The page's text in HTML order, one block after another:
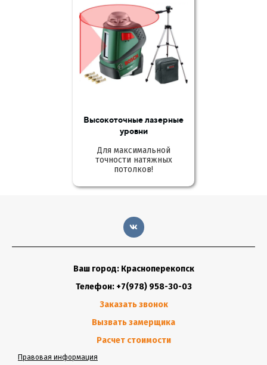
Высокоточные лазерные
уровни
Для максимальной
точности натяжных
потолков!
Ваш город: Красноперекопск
Телефон: +7(978) 958-30-03
Заказать звонок
Вызвать замерщика
Расчет стоимости
Правовая информация